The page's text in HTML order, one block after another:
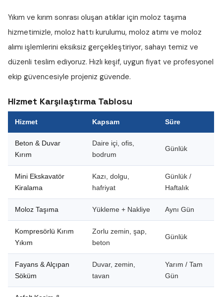
Yıkım ve kırım sonrası oluşan atıklar için moloz taşıma
hizmetimizle, moloz hattı kurulumu, moloz atımı ve moloz
alımı işlemlerini eksiksiz gerçekleştiriyor, sahayı temiz ve
düzenli teslim ediyoruz. Hızlı keşif, uygun fiyat ve profesyonel
ekip güvencesiyle projeniz güvende.
Hizmet Karşılaştırma Tablosu
Hizmet Kapsam Süre
Beton & Duvar
Kırım
Daire içi, ofis,
bodrum
Günlük
Mini Ekskavatör
Kiralama
Kazı, dolgu,
hafriyat
Günlük /
Haftalık
Moloz Taşıma Yükleme + Nakliye Aynı Gün
Kompresörlü Kırım
Yıkım
Zorlu zemin, şap,
beton
Günlük
Fayans & Alçıpan
Söküm
Duvar, zemin,
tavan
Yarım / Tam
Gün